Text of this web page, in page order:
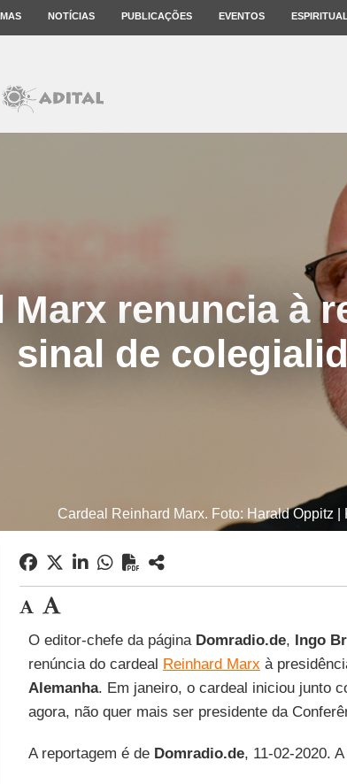
NOTÍCIAS PUBLICAÇÕES EVENTOS
Marx renuncia à
sinal de
Cardeal Reinhard Marx. Foto: Harald Oppitz |
O editor-chefe da página Domradio.de, Ingo
renúncia do cardeal Reinhard Marx à
Alemanha. Em janeiro, o cardeal iniciou junto
agora, não quer mais ser presidente da
A reportagem é de Domradio.de, 11-02-2020.